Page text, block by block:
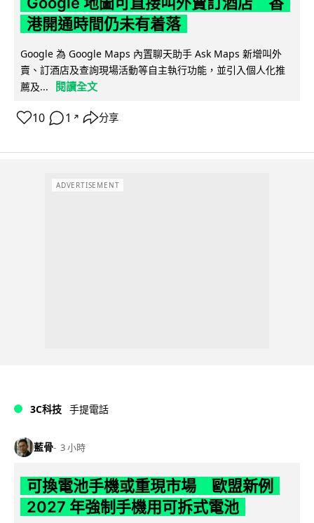
港開通時間仍未有着落
Google 為 Google Maps 內置聊天助手 Ask Maps 新增叫外
賣、訂酒店及查詢現場活動等自主執行功能，並引入個人化推
薦及...
閱讀全文
10 1 ↗ 分享
ADVERTISEMENT
3C科技 手提電話
藍骨 3 小時
可換電池手機或重現市場 歐盟新例
2027 年強制手機用可拆式電池